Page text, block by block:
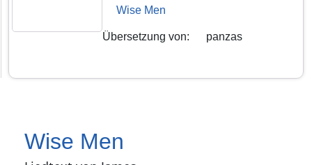
Wise Men
Übersetzung von: panzas
Wise Men